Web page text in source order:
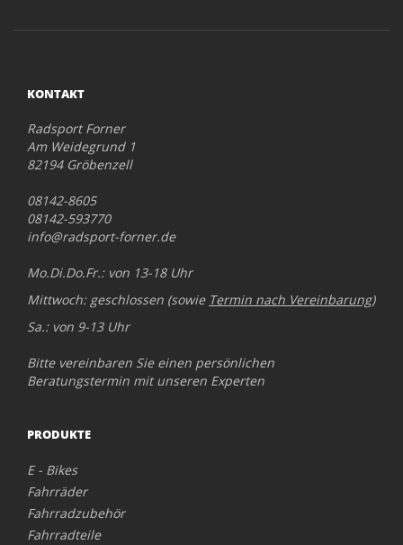
KONTAKT
Radsport Forner
Am Weidegrund 1
82194 Gröbenzell
08142-8605
08142-593770
info@radsport-forner.de
Mo.Di.Do.Fr.: von 13-18 Uhr
Mittwoch: geschlossen (sowie Termin nach Vereinbarung)
Sa.: von 9-13 Uhr
Bitte vereinbaren Sie einen persönlichen
Beratungstermin mit unseren Experten
PRODUKTE
E - Bikes
Fahrräder
Fahrradzubehör
Fahrradteile